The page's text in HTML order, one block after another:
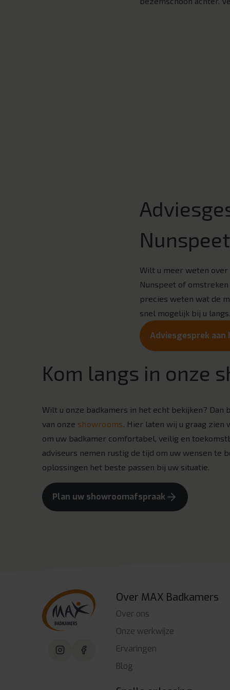
Wilt u meer weten over
Nunspeet of
precies weten wat de
snel mogelijk bij u langs.
Adviesgesprek aan
Kom langs in onze
Wilt u onze badkamers in het echt bekijken? Dan
van onze showrooms. Hier laten wij u graag zien
om uw badkamer comfortabel, veilig en
adviseurs nemen rustig de tijd om uw wensen te
oplossingen het beste passen bij uw situatie.
Plan uw showroomafspraak
Over MAX Badkamers
Over ons
Onze werkwijze
Ervaringen
Blog